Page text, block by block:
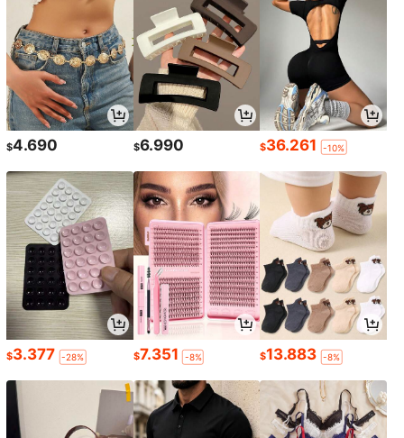
$4.690 $6.990 $36.261 -10%
$3.377 -28% $7.351 -8% $13.883 -8%